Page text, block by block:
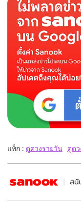
แท็ก : ดูดวงรายวัน ดูดว
สนั